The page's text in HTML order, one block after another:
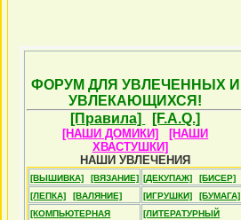
ФОРУМ ДЛЯ УВЛЕЧЕННЫХ И
УВЛЕКАЮЩИХСЯ!
[Правила]
[F.A.Q.]
[НАШИ ДОМИКИ]
[НАШИ
ХВАСТУШКИ]
НАШИ УВЛЕЧЕНИЯ
[ВЫШИВКА] [ВЯЗАНИЕ] [ДЕКУПАЖ]
[БИСЕР]
[ЛЕПКА]
[ВАЛЯНИЕ] [ИГРУШКИ]
[БУМАГА]
[КОМПЬЮТЕРНАЯ
[ЛИТЕРАТУРНЫЙ